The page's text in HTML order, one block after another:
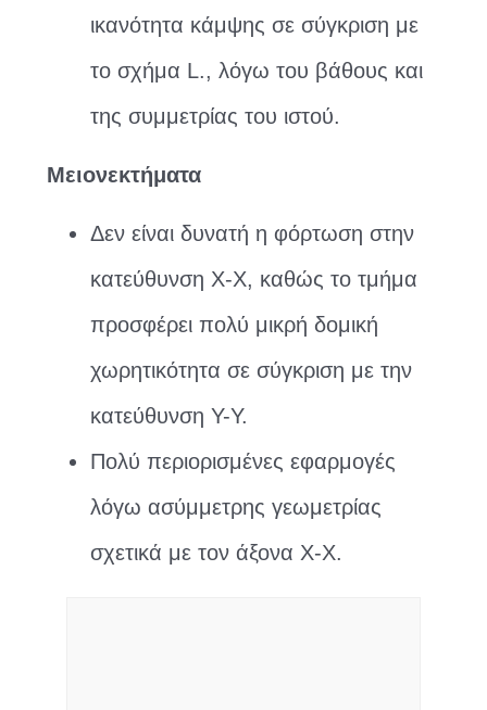
ικανότητα κάμψης σε σύγκριση με
το σχήμα L., λόγω του βάθους και
της συμμετρίας του ιστού.
Μειονεκτήματα
Δεν είναι δυνατή η φόρτωση στην
κατεύθυνση X-X, καθώς το τμήμα
προσφέρει πολύ μικρή δομική
χωρητικότητα σε σύγκριση με την
κατεύθυνση Υ-Υ.
Πολύ περιορισμένες εφαρμογές
λόγω ασύμμετρης γεωμετρίας
σχετικά με τον άξονα X-X.